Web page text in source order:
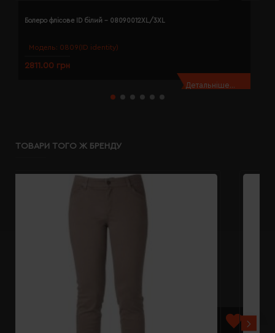
Модель: 0809(ID identity)
Болеро флісове ID білий - 08090012XL/3XL
2811.00 грн
Детальніше...
ТОВАРИ ТОГО Ж БРЕНДУ